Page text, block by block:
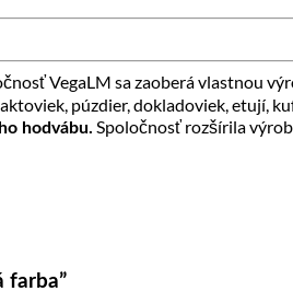
VegaLM sa zaoberá vlastnou
púzdier, dokladoviek, etují,
hodvábu. Spoločnosť rozšírila
farba”